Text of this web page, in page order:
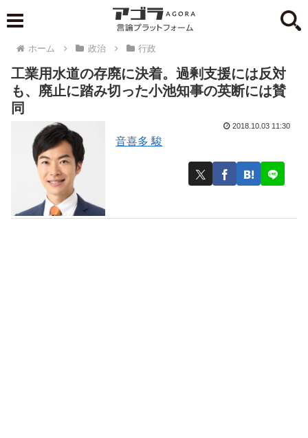
ホーム 政治 行政
工業用水道の存廃に決着。過剰支援には反対
も、廃止に踏み切った小池知事の英断には賛
同
音喜多 駿
2018.10.03 11:30